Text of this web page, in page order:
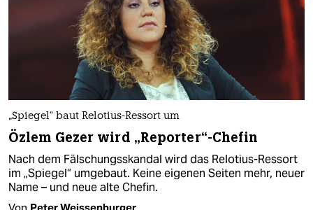
„Spiegel“ baut Relotius-Ressort um
Özlem Gezer wird „Reporter“-Chefin
Nach dem Fälschungsskandal wird das Relotius-Ressort
im „Spiegel“ umgebaut. Keine eigenen Seiten mehr, neuer
Name – und neue alte Chefin.
Von Peter Weissenburger